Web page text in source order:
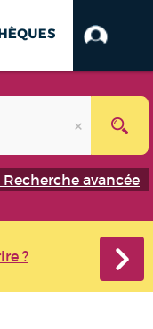
Recherche avancée
?